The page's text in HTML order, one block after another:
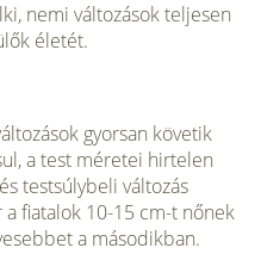
nemi változások teljesen
életét.
gyorsan követik
a test méretei hirtelen
testsúlybeli vál­tozás
fiatalok 10-15 cm-t nőnek
a másodikban.